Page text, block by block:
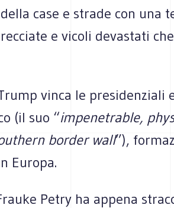
case e strade con una
e vicoli devastati
vinca le presidenziali
(il suo “impenetrable,
border wall”),
Europa.
Petry ha appena